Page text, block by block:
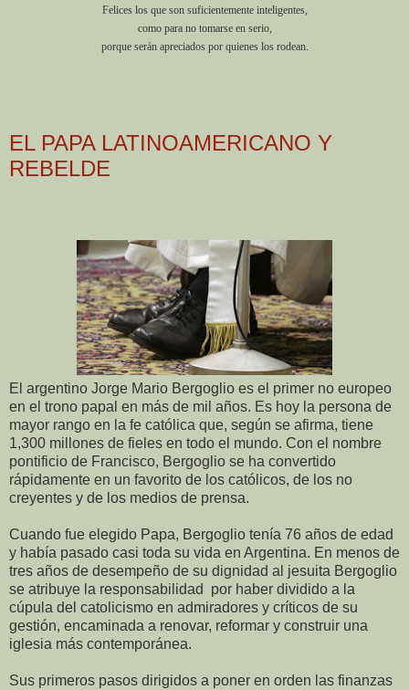
Felices los que son suficientemente inteligentes,
como para no tomarse en serio,
porque serán apreciados por quienes los rodean.
EL PAPA LATINOAMERICANO Y
REBELDE
El argentino Jorge Mario Bergoglio es el primer no europeo
en el trono papal en más de mil años. Es hoy la persona de
mayor rango en la fe católica que, según se afirma, tiene
1,300 millones de fieles en todo el mundo. Con el nombre
pontificio de Francisco, Bergoglio se ha convertido
rápidamente en un favorito de los católicos, de los no
creyentes y de los medios de prensa.
Cuando fue elegido Papa, Bergoglio tenía 76 años de edad
y había pasado casi toda su vida en Argentina. En menos de
tres años de desempeño de su dignidad al jesuita Bergoglio
se atribuye la responsabilidad por haber dividido a la
cúpula del catolicismo en admiradores y críticos de su
gestión, encaminada a renovar, reformar y construir una
iglesia más contemporánea.
Sus primeros pasos dirigidos a poner en orden las finanzas